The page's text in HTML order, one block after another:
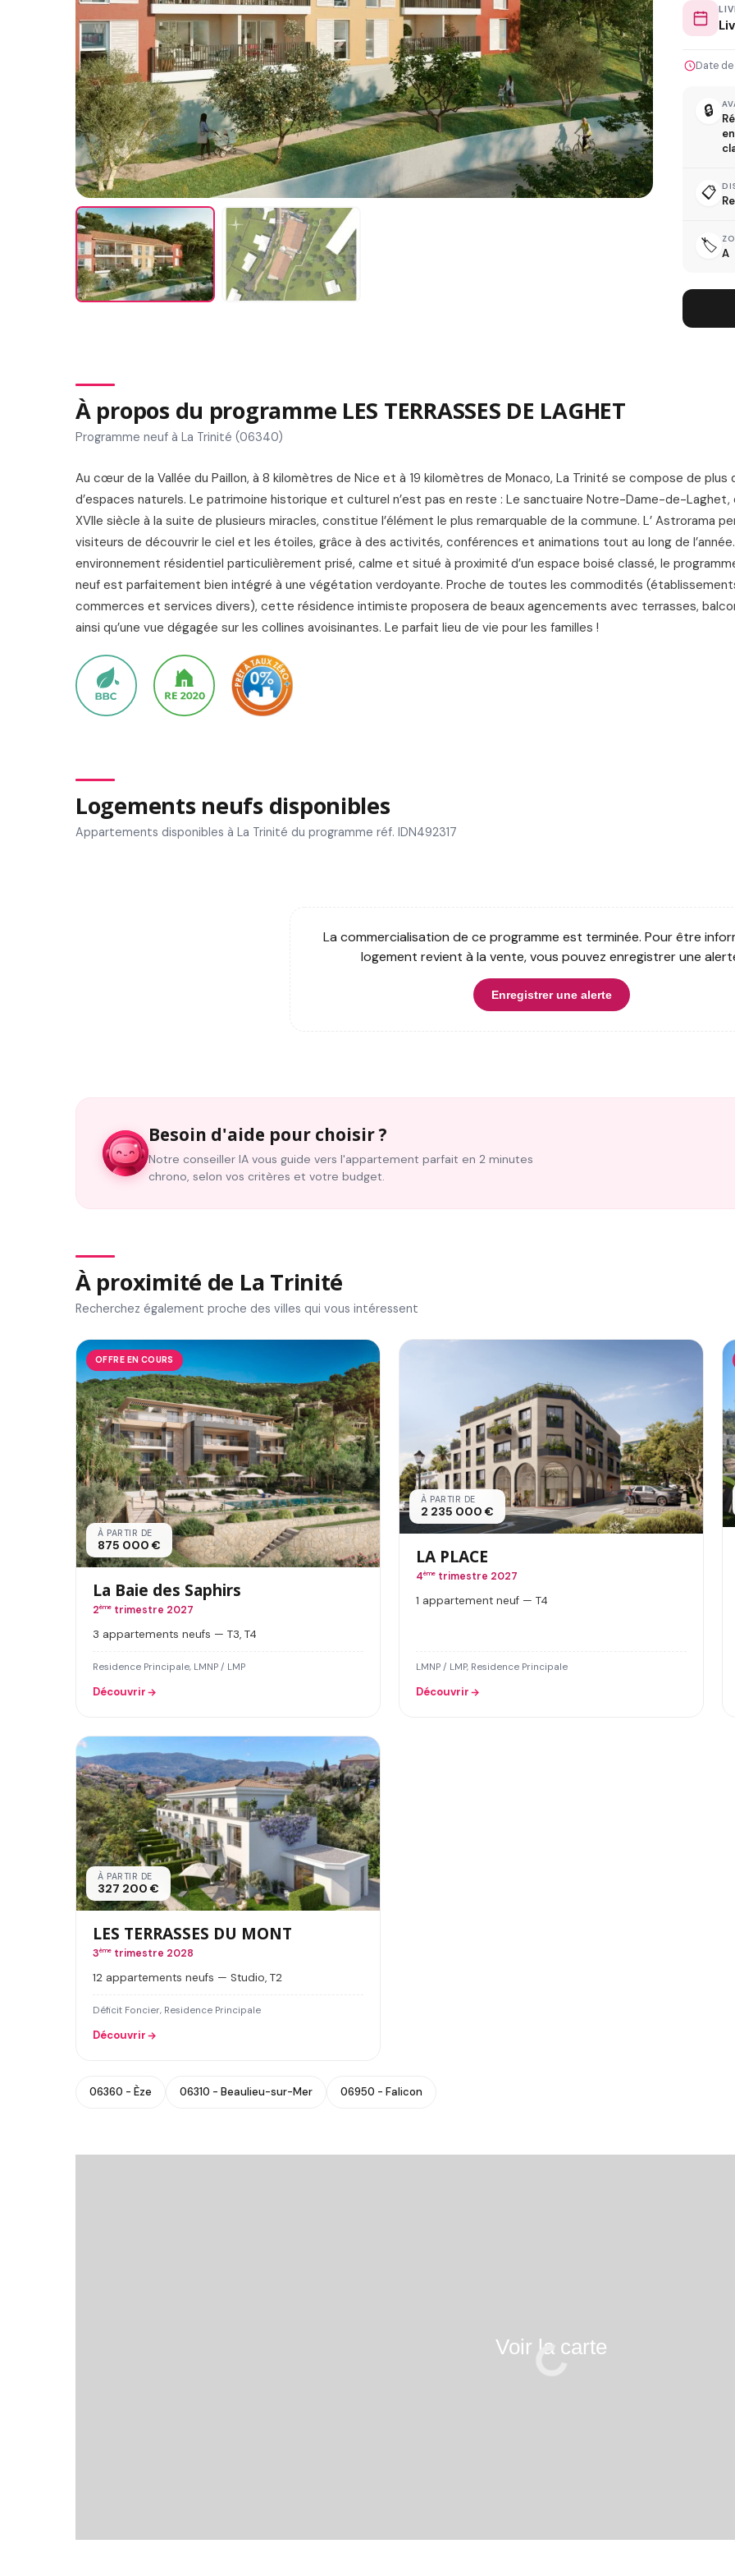
Date
🔒
📋
🏷️ A
À propos du programme LES TERRASSES DE LAGHET
Programme neuf à La Trinité (06340)
Au cœur de la Vallée du Paillon, à 8 kilomètres de Nice et à 19 kilomètres de Monaco, La Trinité se compose de plus
d’espaces naturels. Le patrimoine historique et culturel n’est pas en reste : Le sanctuaire Notre-Dame-de-
XVIIe siècle à la suite de plusieurs miracles, constitue l’élément le plus remarquable de la commune. L’ Astrorama
visiteurs de découvrir le ciel et les étoiles, grâce à des activités, conférences et animations tout au long de l’année.
environnement résidentiel particulièrement prisé, calme et situé à proximité d’un espace boisé classé, le
neuf est parfaitement bien intégré à une végétation verdoyante. Proche de toutes les commodités
commerces et services divers), cette résidence intimiste proposera de beaux agencements avec terrasses,
ainsi qu’une vue dégagée sur les collines avoisinantes. Le parfait lieu de vie pour les familles !
Logements neufs disponibles
Appartements disponibles à La Trinité du programme réf. IDN492317
La commercialisation de ce programme est terminée. Pour être
logement revient à la vente, vous pouvez enregistrer une
Enregistrer une alerte
Besoin d'aide pour choisir ?
Notre conseiller IA vous guide vers l'appartement parfait en 2 minutes
chrono, selon vos critères et votre budget.
À proximité de La Trinité
Recherchez également proche des villes qui vous intéressent
OFFRE EN COURS
À PARTIR DE
875 000 €
La Baie des Saphirs
2ème trimestre 2027
3 appartements neufs — T3, T4
Residence Principale, LMNP / LMP
Découvrir
À PARTIR DE
2 235 000 €
LA PLACE
4ème trimestre 2027
1 appartement neuf — T4
LMNP / LMP, Residence Principale
Découvrir
À PARTIR DE
327 200 €
LES TERRASSES DU MONT
3ème trimestre 2028
12 appartements neufs — Studio, T2
Déficit Foncier, Residence Principale
Découvrir
06360 - Èze 06310 - Beaulieu-sur-Mer 06950 - Falicon
Voir la carte